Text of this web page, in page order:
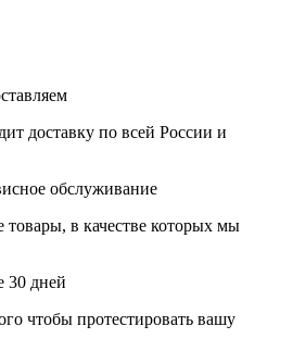
доставку по всей России и
обслуживание
товары, в качестве которых мы
30 дней
чтобы протестировать вашу